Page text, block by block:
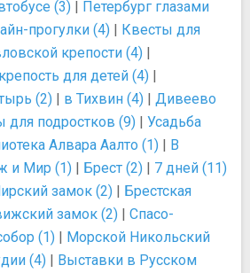
(3) | Петербург глазами
прогулки (4) | Квесты для
крепости (4) |
для детей (4) |
(2) | в Тихвин (4) | Дивеево
для подростков (9) | Усадьба
Алвара Аалто (1) | В
и Мир (1) | Брест (2) | 7 дней (11)
замок (2) | Брестская
замок (2) | Спасо-
(1) | Морской Никольский
(4) | Выставки в Русском